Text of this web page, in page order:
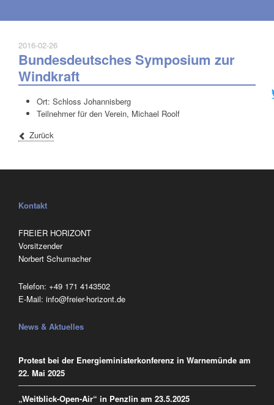
2016-02-26
Bundesdeutsches Symposium zur
Windkraft
Ort: Schloss Johannisberg
Teilnehmer für den Verein, Michael Roolf
Zurück
Kontakt
FREIER HORIZONT
Vorsitzender
Norbert Schumacher
Telefon: ‭+49 171 4143502
E-Mail: info@freier-horizont.de
News & Aktuelles
Protest bei der Energieministerkonferenz in Warnemünde am
22. Mai 2025
„Weitblick-Open-Air“ in Penzlin am 23.5.2025